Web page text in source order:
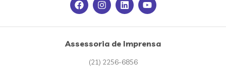
Assessoria de Imprensa
(21) 2256-6856